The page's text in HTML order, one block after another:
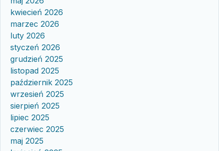
kwiecień 2026
marzec 2026
luty 2026
styczeń 2026
grudzień 2025
listopad 2025
październik 2025
wrzesień 2025
sierpień 2025
lipiec 2025
czerwiec 2025
maj 2025